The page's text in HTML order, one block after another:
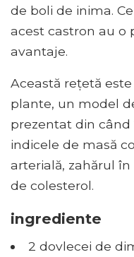
de boli de inima.
acest castron au o
avantaje.
Această rețetă
plante, un model
prezentat din
indicele de masă
arterială, zahărul
de colesterol.
ingrediente
2 dovlecei de